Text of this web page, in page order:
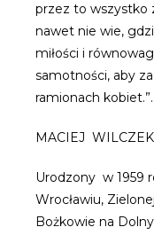
przez to wszystko
nawet nie wie,
miłości i
samotności, aby
ramionach
MACIEJ WILCZEK
Urodzony w 1959
Wrocławiu,
Bożkowie na